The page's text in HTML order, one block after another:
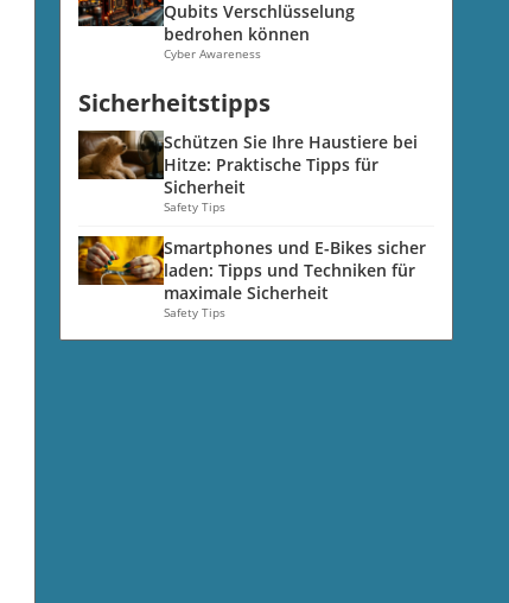
Qubits Verschlüsselung
bedrohen können
Cyber Awareness
Sicherheitstipps
Schützen Sie Ihre Haustiere bei
Hitze: Praktische Tipps für
Sicherheit
Safety Tips
Smartphones und E-Bikes sicher
laden: Tipps und Techniken für
maximale Sicherheit
Safety Tips